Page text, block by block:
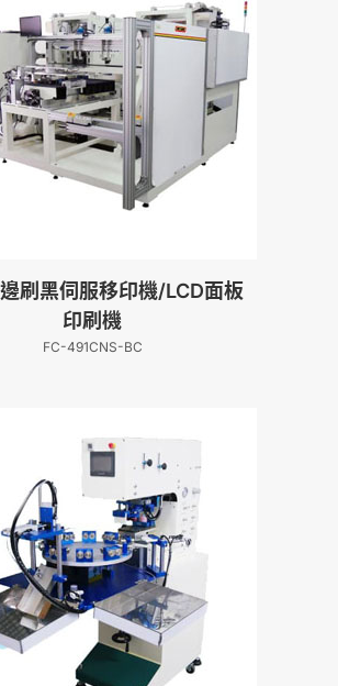
刷黑伺服移印機/LCD面板
印刷機
FC-491CNS-BC